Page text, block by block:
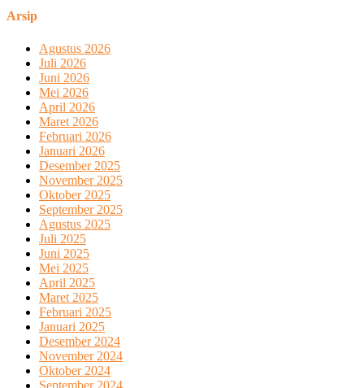
Arsip
Agustus 2026
Juli 2026
Juni 2026
Mei 2026
April 2026
Maret 2026
Februari 2026
Januari 2026
Desember 2025
November 2025
Oktober 2025
September 2025
Agustus 2025
Juli 2025
Juni 2025
Mei 2025
April 2025
Maret 2025
Februari 2025
Januari 2025
Desember 2024
November 2024
Oktober 2024
September 2024